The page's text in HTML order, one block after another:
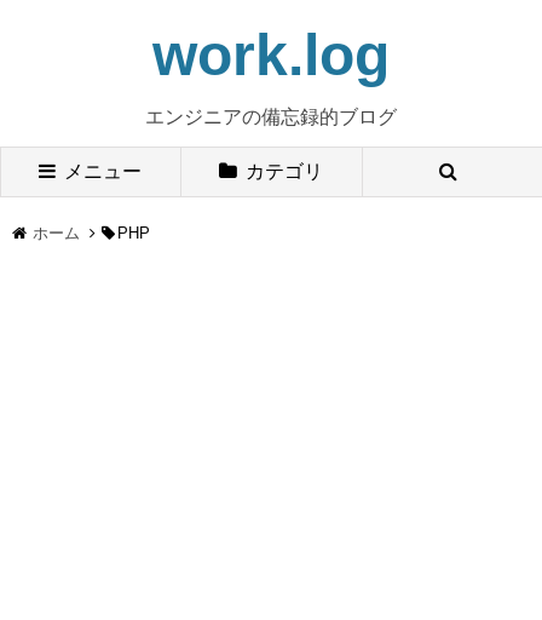
work.log
エンジニアの備忘録的ブログ
メニュー カテゴリ
ホーム PHP